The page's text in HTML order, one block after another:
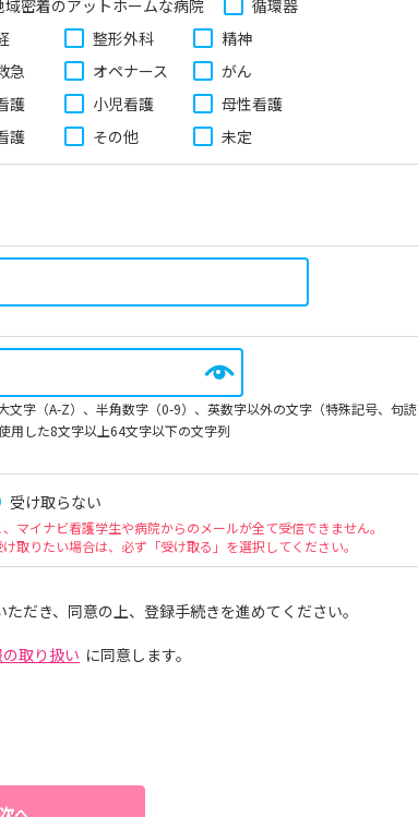
域密着のアットホームな病院
循環器
整形外科
精神
急 オペナース
がん
護 小児看護
母性看護
護 その他 未定
文字（A-Z）、半角数字（0-9）、英数字以外の文字（特殊記号、句読
用した8文字以上64文字以下の文字列
受け取らない
マイナビ看護学生や病院からのメールが全て受信できません。
取りたい場合は、必ず「受け取る」を選択してください。
だき、同意の上、登録手続きを進めてください。
取り扱い に同意します。